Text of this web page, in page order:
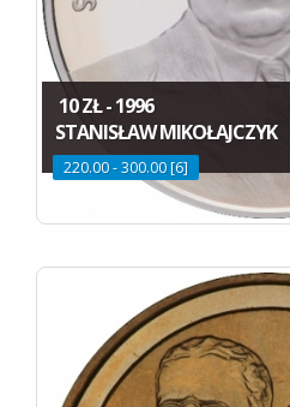
10 ZŁ - 1996
STANISŁAW MIKOŁAJCZYK
220.00 - 300.00 [6]